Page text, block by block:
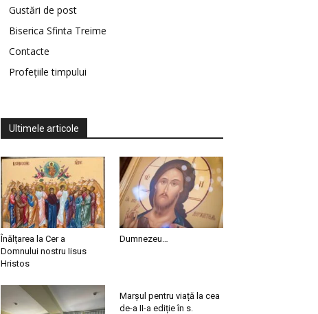
Gustări de post
Biserica Sfinta Treime
Contacte
Profețiile timpului
Ultimele articole
Înălțarea la Cer a
Domnului nostru Iisus
Hristos
Dumnezeu…
Marșul pentru viață la cea
de-a II-a ediție în s.